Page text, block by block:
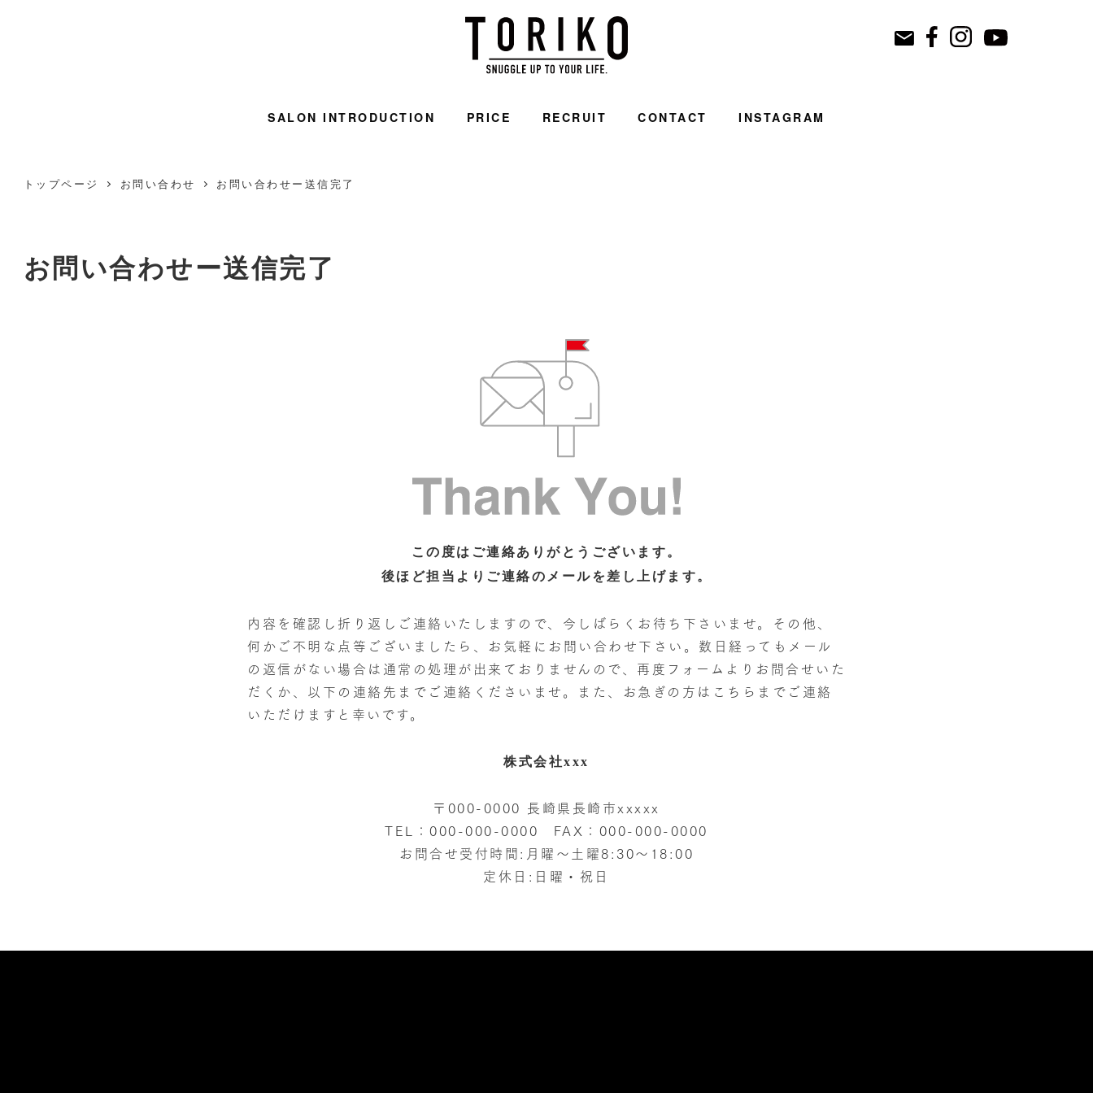
SALON INTRODUCTION PRICE RECRUIT CONTACT INSTAGRAM
トップページ お問い合わせ お問い合わせー送信完了
お問い合わせー送信完了
この度はご連絡ありがとうございます。
後ほど担当よりご連絡のメールを差し上げます。
内容を確認し折り返しご連絡いたしますので、今しばらくお待ち下さいませ。その他、
何かご不明な点等ございましたら、お気軽にお問い合わせ下さい。数日経ってもメール
の返信がない場合は通常の処理が出来ておりませんので、再度フォームよりお問合せいた
だくか、以下の連絡先までご連絡くださいませ。また、お急ぎの方はこちらまでご連絡
いただけますと幸いです。
株式会社xxx
〒000-0000 長崎県長崎市xxxxx
TEL：000-000-0000 FAX：000-000-0000
お問合せ受付時間:月曜～土曜8:30～18:00
定休日:日曜・祝日